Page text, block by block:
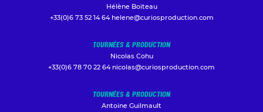
Hélène Boiteau
+33(0)6 73 52 14 64 helene@curiosproduction.com
TOURNÉES & PRODUCTION
Nicolas Cohu
+33(0)6 78 70 22 64 nicolas@curiosproduction.com
TOURNÉES & PRODUCTION
Antoine Guilmault